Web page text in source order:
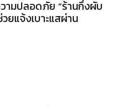
ามปลอดภัย “ร้านกึ่งผับ
ยแจ้งเบาะแสผ่าน